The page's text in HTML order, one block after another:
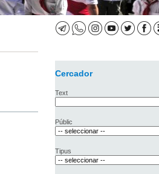
Cercador
Text
Públic
Tipus